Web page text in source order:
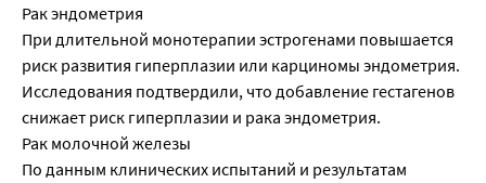
Рак эндометрия
При длительной монотерапии эстрогенами повышается
риск развития гиперплазии или карциномы эндометрия.
Исследования подтвердили, что добавление гестагенов
снижает риск гиперплазии и рака эндометрия.
Рак молочной железы
По данным клинических испытаний и результатам